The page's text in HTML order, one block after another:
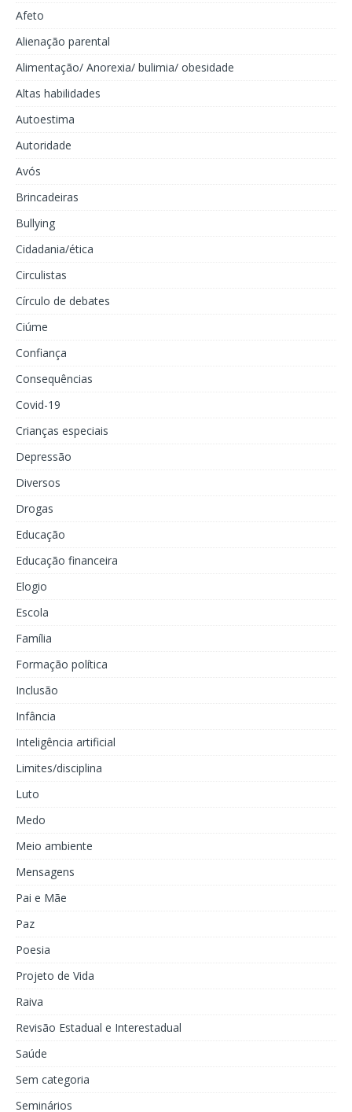
Afeto
Alienação parental
Alimentação/ Anorexia/ bulimia/ obesidade
Altas habilidades
Autoestima
Autoridade
Avós
Brincadeiras
Bullying
Cidadania/ética
Circulistas
Círculo de debates
Ciúme
Confiança
Consequências
Covid-19
Crianças especiais
Depressão
Diversos
Drogas
Educação
Educação financeira
Elogio
Escola
Família
Formação política
Inclusão
Infância
Inteligência artificial
Limites/disciplina
Luto
Medo
Meio ambiente
Mensagens
Pai e Mãe
Paz
Poesia
Projeto de Vida
Raiva
Revisão Estadual e Interestadual
Saúde
Sem categoria
Seminários